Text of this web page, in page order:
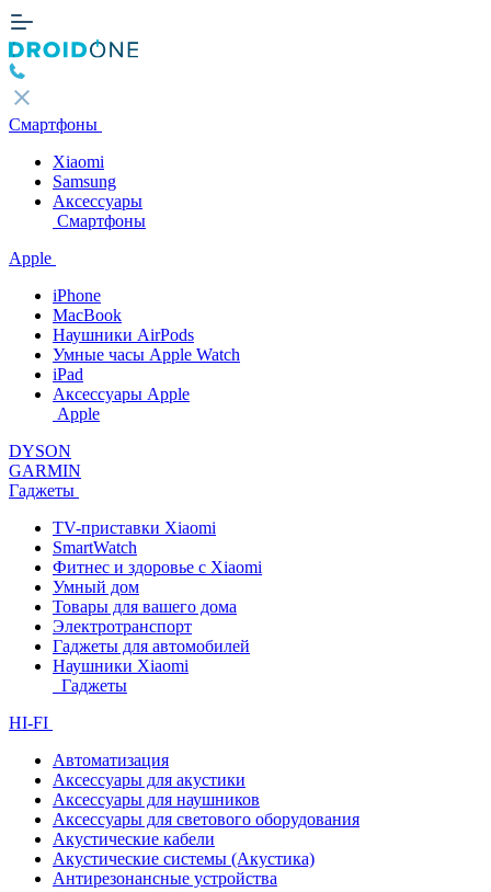
Смартфоны
Xiaomi
Samsung
Аксессуары
Смартфоны
Apple
iPhone
MacBook
Наушники AirPods
Умные часы Apple Watch
iPad
Аксессуары Apple
Apple
DYSON
GARMIN
Гаджеты
TV-приставки Xiaomi
SmartWatch
Фитнес и здоровье с Xiaomi
Умный дом
Товары для вашего дома
Электротранспорт
Гаджеты для автомобилей
Наушники Xiaomi
Гаджеты
HI-FI
Автоматизация
Аксессуары для акустики
Аксессуары для наушников
Аксессуары для светового оборудования
Акустические кабели
Акустические системы (Акустика)
Антирезонансные устройства